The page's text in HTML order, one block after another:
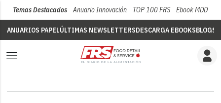
Temas Destacados Anuario Innovación TOP 100 FRS Ebook MDD
ANUARIOS PAPELÚLTIMAS NEWSLETTERSDESCARGA EBOOKSBLOGS